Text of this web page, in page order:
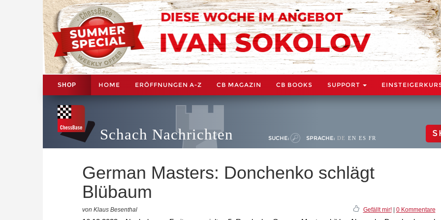
SHOP HOME ERÖFFNUNGEN A-Z CB MAGAZIN CB BOOKS SUPPORT
Schach Nachrichten SUCHE: SPRACHE: DE EN ES FR
German Masters: Donchenko schlägt
Blübaum
von Klaus Besenthal Gefällt mir!| 0 Kommentare